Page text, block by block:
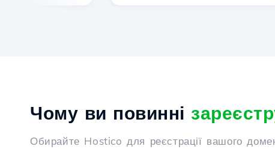
Чому ви повинні
Обирайте Hostico для реєстрації вашого